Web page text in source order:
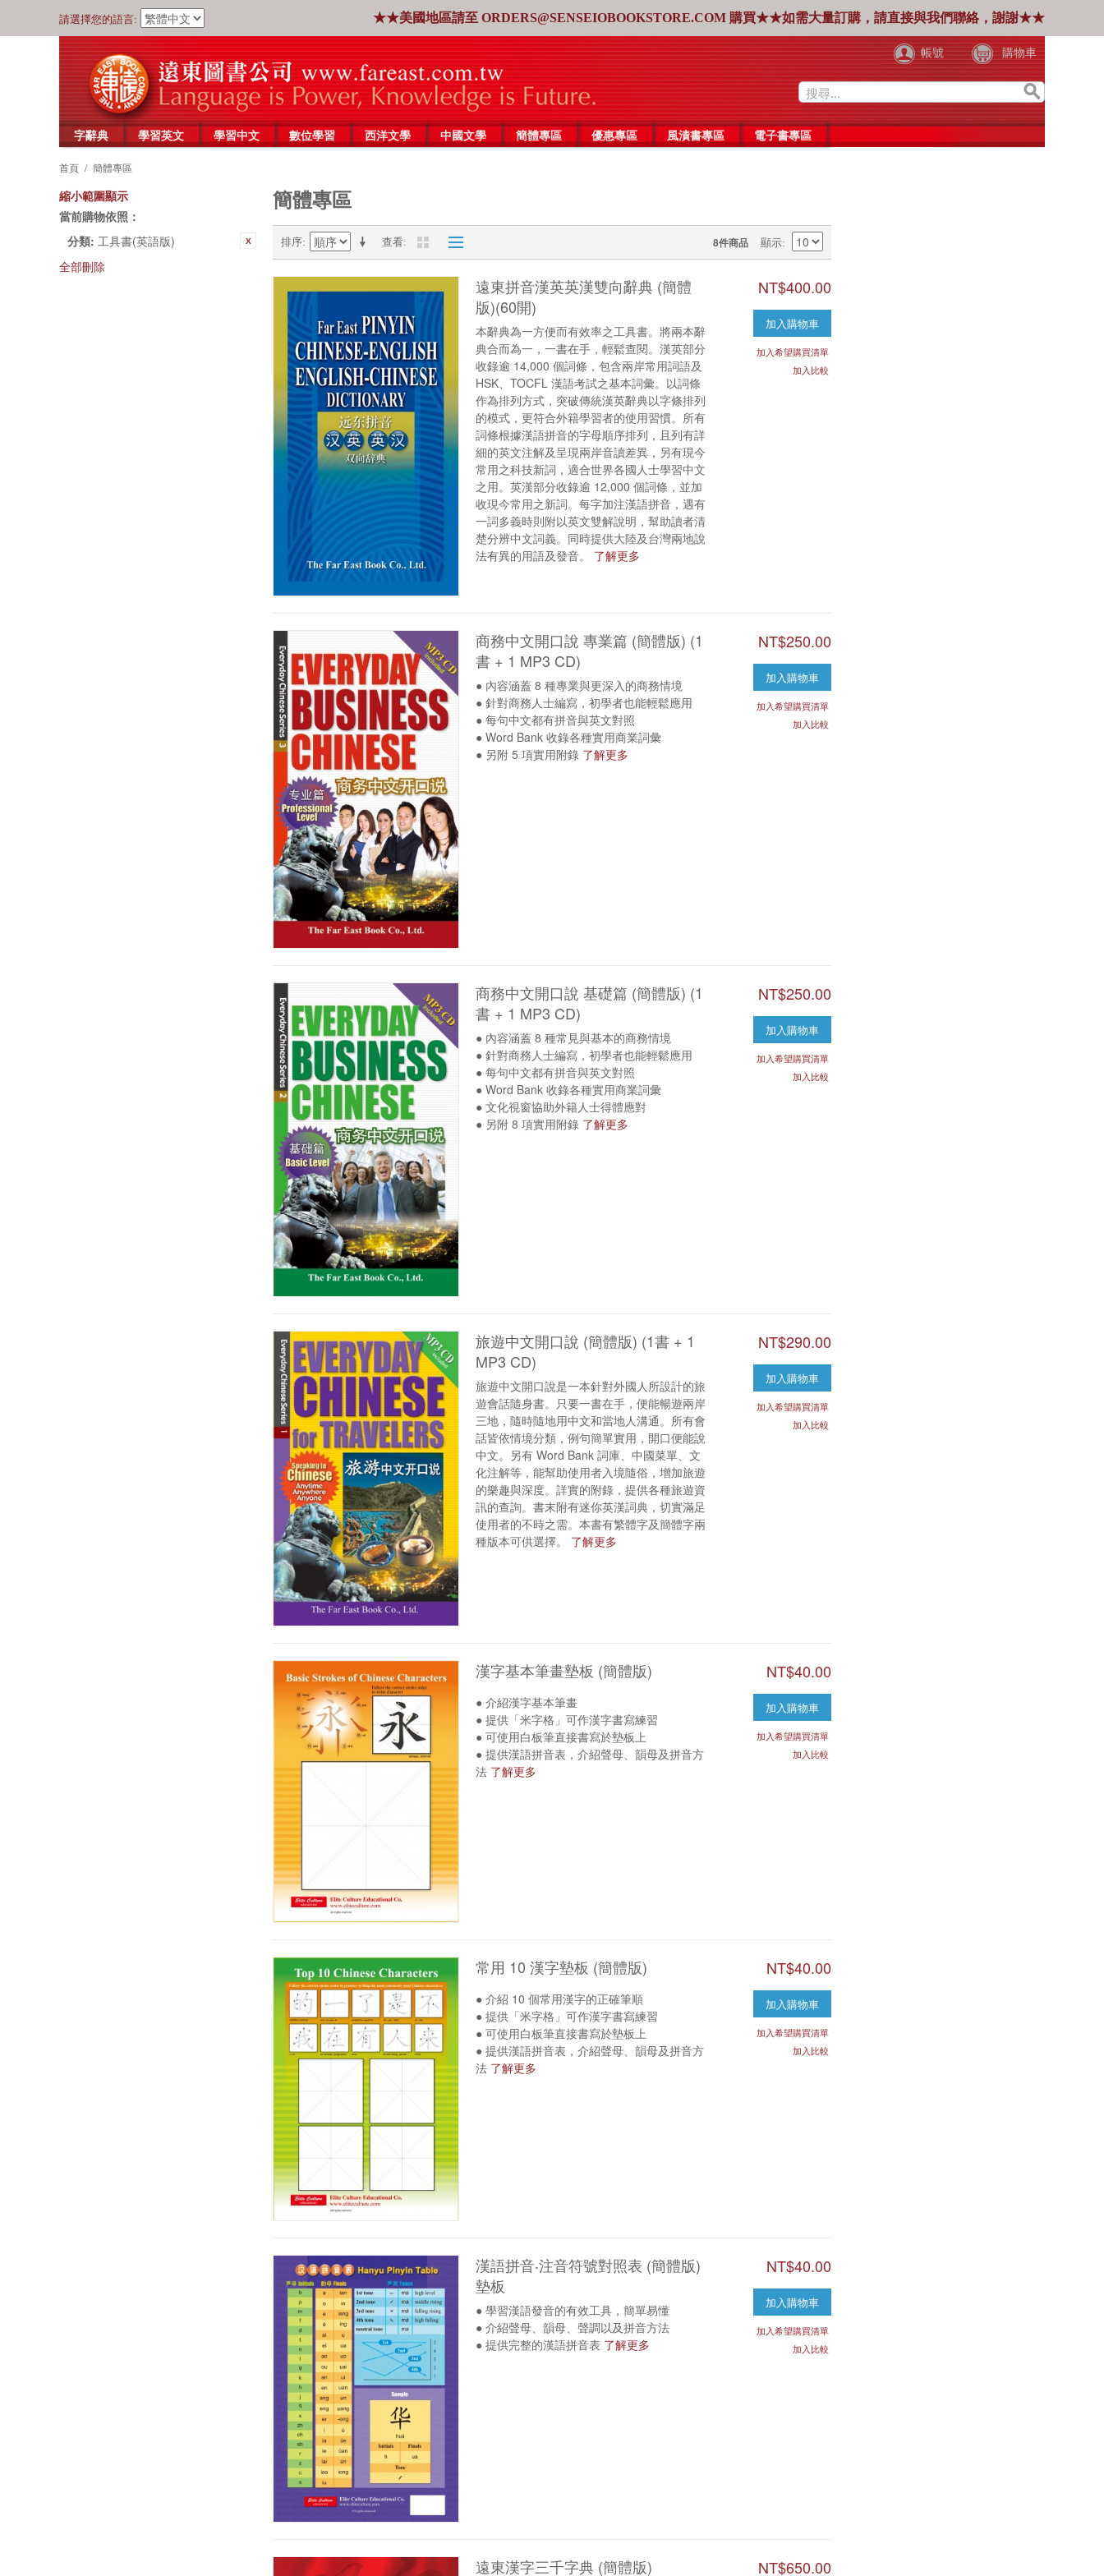
請選擇您的語言: ★★美國地區請至 ORDERS@SENSEIOBOOKSTORE.COM 購買★★如需大量訂購，請直接與我們聯絡，謝謝★★
帳號 購物車
字辭典 學習英文 學習中文 數位學習 西洋文學 中國文學 簡體專區 優惠專區 風漬書專區 電子書專區
首頁 / 簡體專區
縮小範圍顯示
當前購物依照：
分類: 工具書(英語版)
全部刪除
簡體專區
查看
排序 8件商品 顯示
遠東拼音漢英英漢雙向辭典 (簡體
版)(60開)
NT$400.00
加入購物車
加入希望購買清單
加入比較
本辭典為一方便而有效率之工具書。將兩本辭
典合而為一，一書在手，輕鬆查閱。漢英部分
收錄逾 14,000 個詞條，包含兩岸常用詞語及
HSK、TOCFL 漢語考試之基本詞彙。以詞條
作為排列方式，突破傳統漢英辭典以字條排列
的模式，更符合外籍學習者的使用習慣。所有
詞條根據漢語拼音的字母順序排列，且列有詳
細的英文注解及呈現兩岸音讀差異，另有現今
常用之科技新詞，適合世界各國人士學習中文
之用。英漢部分收錄逾 12,000 個詞條，並加
收現今常用之新詞。每字加注漢語拼音，遇有
一詞多義時則附以英文雙解說明，幫助讀者清
楚分辨中文詞義。同時提供大陸及台灣兩地說
法有異的用語及發音。 了解更多
商務中文開口說 專業篇 (簡體版) (1
書 + 1 MP3 CD)
NT$250.00
加入購物車
加入希望購買清單
加入比較
● 內容涵蓋 8 種專業與更深入的商務情境
● 針對商務人士編寫，初學者也能輕鬆應用
● 每句中文都有拼音與英文對照
● Word Bank 收錄各種實用商業詞彙
● 另附 5 項實用附錄 了解更多
商務中文開口說 基礎篇 (簡體版) (1
書 + 1 MP3 CD)
NT$250.00
加入購物車
加入希望購買清單
加入比較
● 內容涵蓋 8 種常見與基本的商務情境
● 針對商務人士編寫，初學者也能輕鬆應用
● 每句中文都有拼音與英文對照
● Word Bank 收錄各種實用商業詞彙
● 文化視窗協助外籍人士得體應對
● 另附 8 項實用附錄 了解更多
旅遊中文開口說 (簡體版) (1書 + 1
MP3 CD)
NT$290.00
加入購物車
加入希望購買清單
加入比較
旅遊中文開口說是一本針對外國人所設計的旅
遊會話隨身書。只要一書在手，便能暢遊兩岸
三地，隨時隨地用中文和當地人溝通。所有會
話皆依情境分類，例句簡單實用，開口便能說
中文。另有 Word Bank 詞庫、中國菜單、文
化注解等，能幫助使用者入境隨俗，增加旅遊
的樂趣與深度。詳實的附錄，提供各種旅遊資
訊的查詢。書末附有迷你英漢詞典，切實滿足
使用者的不時之需。本書有繁體字及簡體字兩
種版本可供選擇。 了解更多
漢字基本筆畫墊板 (簡體版) NT$40.00
加入購物車
加入希望購買清單
加入比較
● 介紹漢字基本筆畫
● 提供「米字格」可作漢字書寫練習
● 可使用白板筆直接書寫於墊板上
● 提供漢語拼音表，介紹聲母、韻母及拼音方
法 了解更多
常用 10 漢字墊板 (簡體版) NT$40.00
加入購物車
加入希望購買清單
加入比較
● 介紹 10 個常用漢字的正確筆順
● 提供「米字格」可作漢字書寫練習
● 可使用白板筆直接書寫於墊板上
● 提供漢語拼音表，介紹聲母、韻母及拼音方
法 了解更多
漢語拼音‧注音符號對照表 (簡體版)
墊板
NT$40.00
加入購物車
加入希望購買清單
加入比較
● 學習漢語發音的有效工具，簡單易懂
● 介紹聲母、韻母、聲調以及拼音方法
● 提供完整的漢語拼音表 了解更多
遠東漢字三千字典 (簡體版) NT$650.00